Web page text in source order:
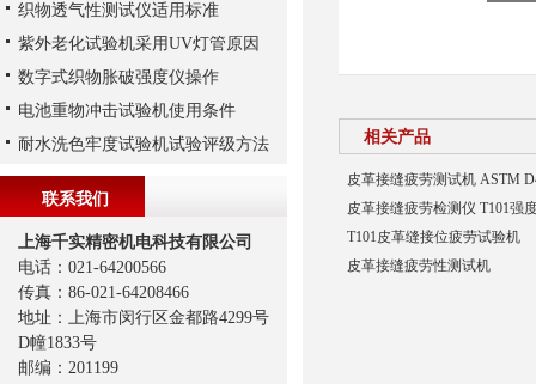
相关产品
皮革接缝疲劳测试机 ASTM
皮革接缝疲劳检测仪 T101强
T101皮革缝接位疲劳试验机
皮革接缝疲劳性测试机
织物透气性测试仪适用标准
紫外老化试验机采用UV灯管原因
数字式织物胀破强度仪操作
电池重物冲击试验机使用条件
耐水洗色牢度试验机试验评级方法
联系我们
上海千实精密机电科技有限公司
电话：021-64200566
传真：86-021-64208466
地址：上海市闵行区金都路4299号
D幢1833号
邮编：201199